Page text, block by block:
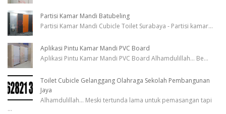
Partisi Kamar Mandi Batubeling
Partisi Kamar Mandi Cubicle Toilet Surabaya - Partisi kamar...
Aplikasi Pintu Kamar Mandi PVC Board
Aplikasi Pintu Kamar Mandi PVC Board Alhamdulillah... Be...
Toilet Cubicle Gelanggang Olahraga Sekolah Pembangunan
Jaya
Alhamdulillah... Meski tertunda lama untuk pemasangan tapi
...